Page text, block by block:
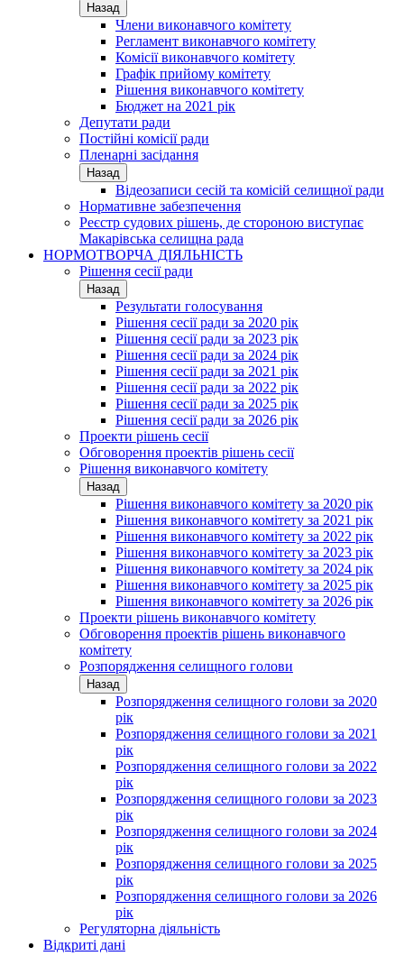
Назад
Члени виконавчого комітету
Регламент виконавчого комітету
Комісії виконавчого комітету
Графік прийому комітету
Рішення виконавчого комітету
Бюджет на 2021 рік
Депутати ради
Постійні комісії ради
Пленарні засідання
Назад
Відеозаписи сесій та комісій селищної ради
Нормативне забезпечення
Реєстр судових рішень, де стороною виступає
Макарівська селищна рада
НОРМОТВОРЧА ДІЯЛЬНІСТЬ
Рішення сесії ради
Назад
Результати голосування
Рішення сесії ради за 2020 рік
Рішення сесії ради за 2023 рік
Рішення сесії ради за 2024 рік
Рішення сесії ради за 2021 рік
Рішення сесії ради за 2022 рік
Рішення сесії ради за 2025 рік
Рішення сесії ради за 2026 рік
Проекти рішень сесії
Обговорення проектів рішень сесії
Рішення виконавчого комітету
Назад
Рішення виконавчого комітету за 2020 рік
Рішення виконавчого комітету за 2021 рік
Рішення виконавчого комітету за 2022 рік
Рішення виконавчого комітету за 2023 рік
Рішення виконавчого комітету за 2024 рік
Рішення виконавчого комітету за 2025 рік
Рішення виконавчого комітету за 2026 рік
Проекти рішень виконавчого комітету
Обговорення проектів рішень виконавчого
комітету
Розпорядження селищного голови
Назад
Розпорядження селищного голови за 2020
рік
Розпорядження селищного голови за 2021
рік
Розпорядження селищного голови за 2022
рік
Розпорядження селищного голови за 2023
рік
Розпорядження селищного голови за 2024
рік
Розпорядження селищного голови за 2025
рік
Розпорядження селищного голови за 2026
рік
Регуляторна діяльність
Відкриті дані